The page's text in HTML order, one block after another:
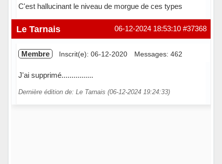
C'est hallucinant le niveau de morgue de ces types
Hors ligne #37368
06-12-2024 18:53:10
Le Tarnais
Membre Inscrit(e): 06-12-2020 Messages: 462
J'ai supprimé................
Dernière édition de: Le Tarnais (06-12-2024 19:24:33)